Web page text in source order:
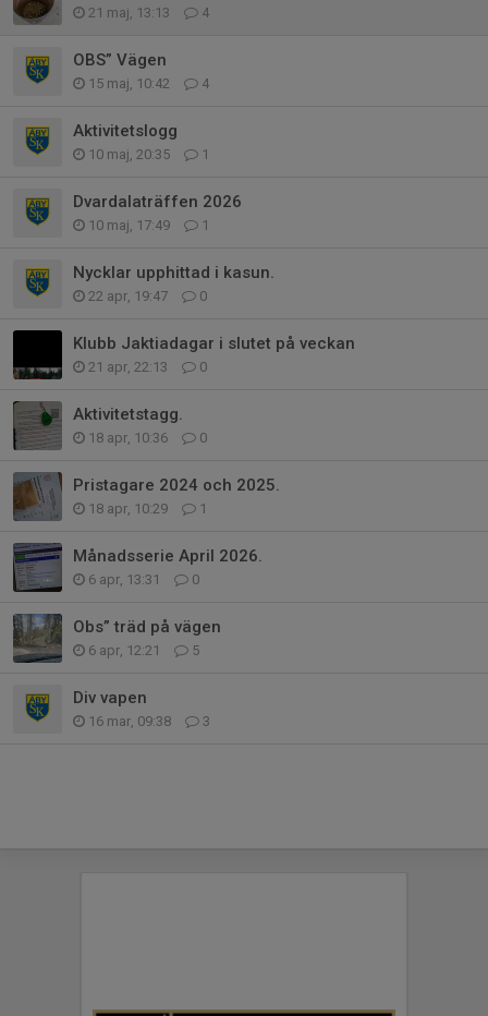
21 maj, 13:13 4
OBS” Vägen
15 maj, 10:42 4
Aktivitetslogg
10 maj, 20:35 1
Dvardalaträffen 2026
10 maj, 17:49 1
Nycklar upphittad i kasun.
22 apr, 19:47 0
Klubb Jaktiadagar i slutet på veckan
21 apr, 22:13 0
Aktivitetstagg.
18 apr, 10:36 0
Pristagare 2024 och 2025.
18 apr, 10:29 1
Månadsserie April 2026.
6 apr, 13:31 0
Obs” träd på vägen
6 apr, 12:21 5
Div vapen
16 mar, 09:38 3